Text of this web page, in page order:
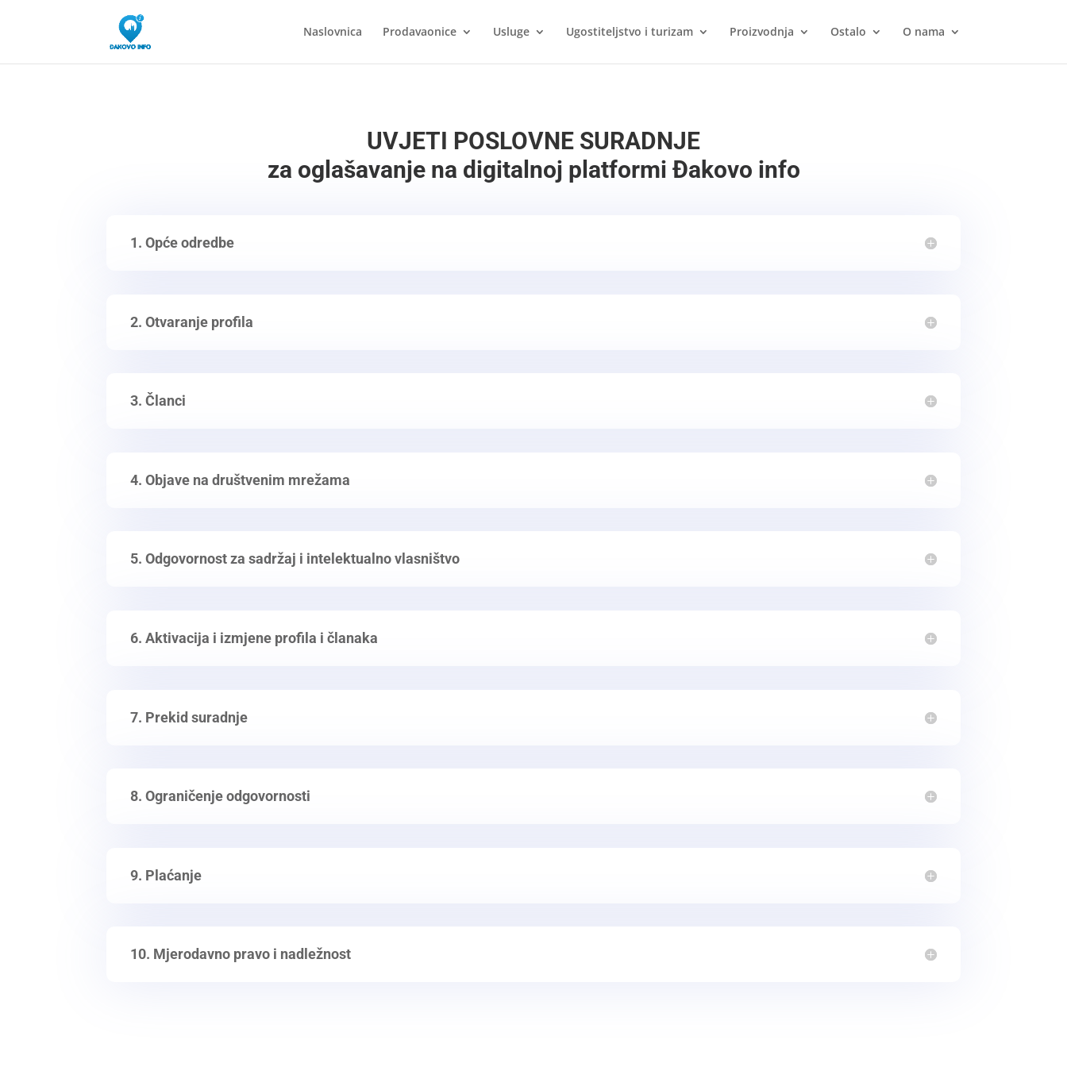
Naslovnica Prodavaonice Usluge Ugostiteljstvo i turizam Proizvodnja Ostalo O nama
UVJETI POSLOVNE SURADNJE
za oglašavanje na digitalnoj platformi Đakovo info
1. Opće odredbe
2. Otvaranje profila
3. Članci
4. Objave na društvenim mrežama
5. Odgovornost za sadržaj i intelektualno vlasništvo
6. Aktivacija i izmjene profila i članaka
7. Prekid suradnje
8. Ograničenje odgovornosti
9. Plaćanje
10. Mjerodavno pravo i nadležnost